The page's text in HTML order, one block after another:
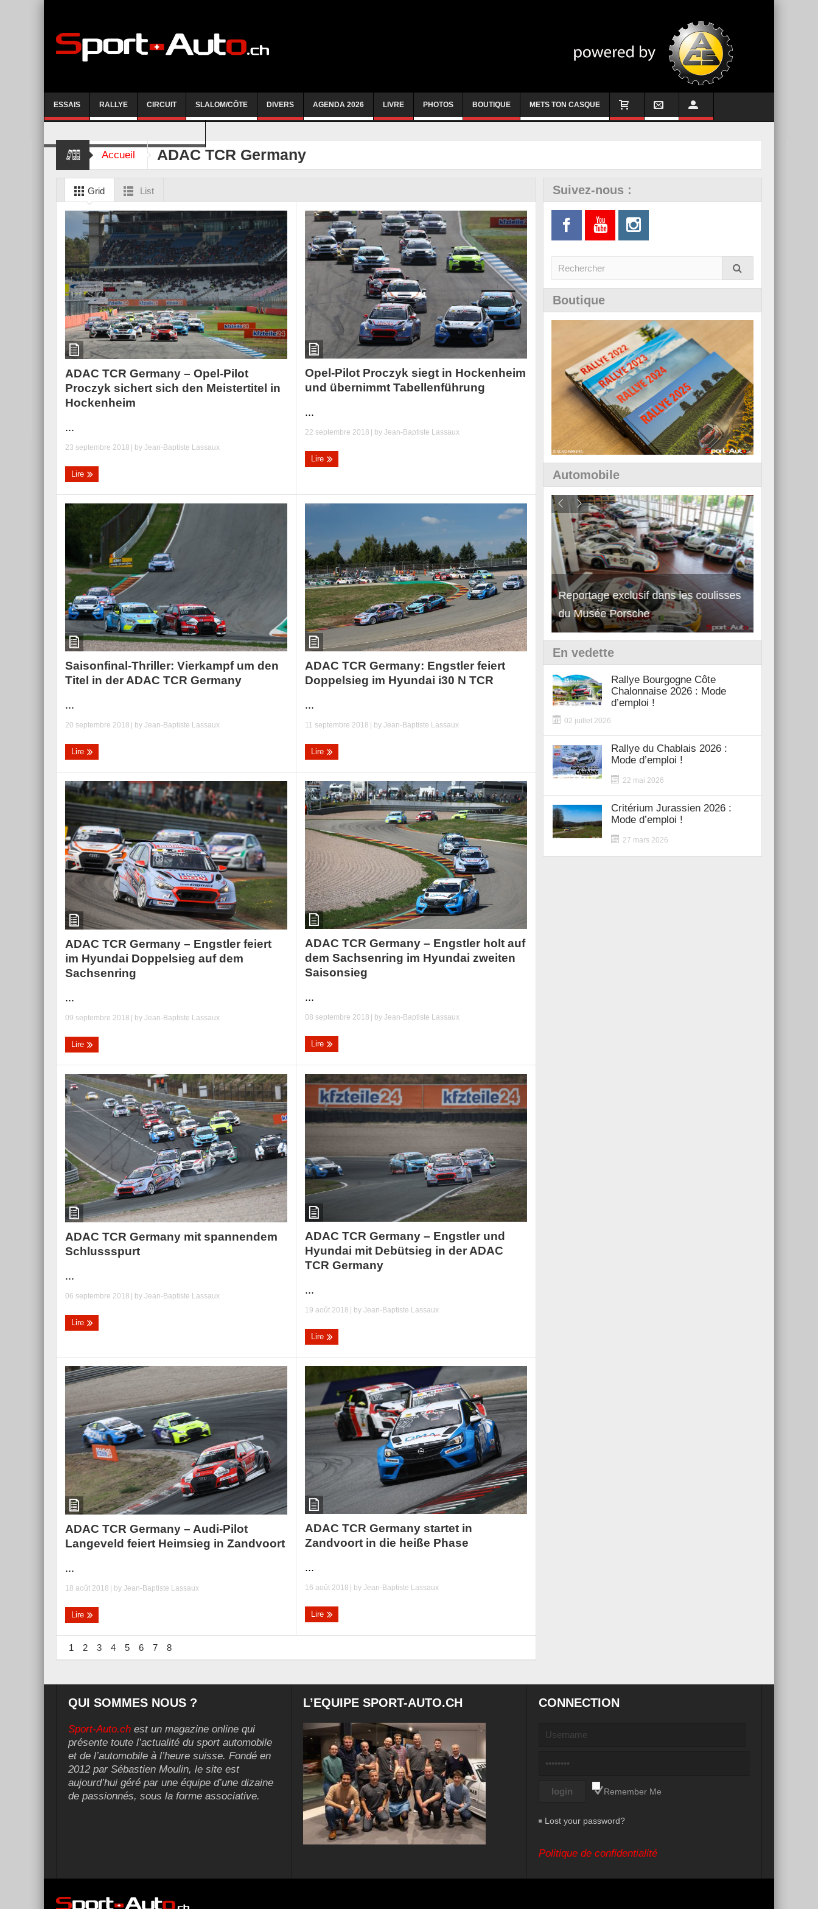
ESSAIS RALLYE CIRCUIT SLALOM/CÔTE DIVERS AGENDA 2026 LIVRE PHOTOS BOUTIQUE METS TON CASQUE
Accueil ADAC TCR Germany
Grid List
ADAC TCR Germany – Opel-Pilot
Proczyk sichert sich den Meistertitel in
Hockenheim
...
23 septembre 2018 | by Jean-Baptiste Lassaux
Lire
Opel-Pilot Proczyk siegt in Hockenheim
und übernimmt Tabellenführung
...
22 septembre 2018 | byJean-Baptiste Lassaux
Lire
Saisonfinal-Thriller: Vierkampf um den
Titel in der ADAC TCR Germany
...
20 septembre 2018 | by Jean-Baptiste Lassaux
Lire
ADAC TCR Germany: Engstler feiert
Doppelsieg im Hyundai i30 N TCR
...
11 septembre 2018 | byJean-Baptiste Lassaux
Lire
ADAC TCR Germany – Engstler feiert
im Hyundai Doppelsieg auf dem
Sachsenring
...
09 septembre 2018 | by Jean-Baptiste Lassaux
Lire
ADAC TCR Germany – Engstler holt auf
dem Sachsenring im Hyundai zweiten
Saisonsieg
...
08 septembre 2018 | byJean-Baptiste Lassaux
Lire
ADAC TCR Germany mit spannendem
Schlussspurt
...
06 septembre 2018 | by Jean-Baptiste Lassaux
Lire
ADAC TCR Germany – Engstler und
Hyundai mit Debütsieg in der ADAC
TCR Germany
...
19 août 2018 | byJean-Baptiste Lassaux
Lire
ADAC TCR Germany – Audi-Pilot
Langeveld feiert Heimsieg in Zandvoort
...
18 août 2018 | by Jean-Baptiste Lassaux
Lire
ADAC TCR Germany startet in
Zandvoort in die heiße Phase
...
16 août 2018 | byJean-Baptiste Lassaux
Lire
1 2 3 4 5 6 7 8
Suivez-nous :
Boutique
Automobile
Essai – Morgan Supersport
Reportage exclusif dans les coulisses
du Musée Porsche
Découverte de la nouvelle Ferrari
12Cilindri Manuale
En vedette
Rallye Bourgogne Côte
Chalonnaise 2026 : Mode
d’emploi !
02 juillet 2026
Rallye du Chablais 2026 :
Mode d’emploi !
22 mai 2026
Critérium Jurassien 2026 :
Mode d’emploi !
27 mars 2026
QUI SOMMES NOUS ?
Sport-Auto.ch est un magazine online qui
présente toute l’actualité du sport automobile
et de l’automobile à l’heure suisse. Fondé en
2012 par Sébastien Moulin, le site est
aujourd’hui géré par une équipe d’une dizaine
de passionnés, sous la forme associative.
L’EQUIPE SPORT-AUTO.CH CONNECTION
Remember Me
Lost your password?
Politique de confidentialité